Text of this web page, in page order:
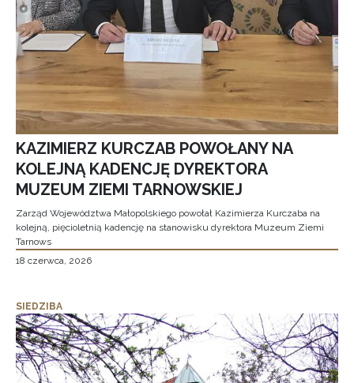
KAZIMIERZ KURCZAB POWOŁANY NA
KOLEJNĄ KADENCJĘ DYREKTORA
MUZEUM ZIEMI TARNOWSKIEJ
Zarząd Województwa Małopolskiego powołał Kazimierza Kurczaba na
kolejną, pięcioletnią kadencję na stanowisku dyrektora Muzeum Ziemi
Tarnows
18 czerwca, 2026
SIEDZIBA